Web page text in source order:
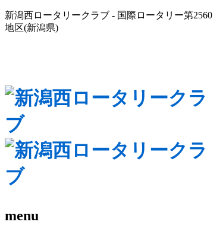
新潟西ロータリークラブ - 国際ロータリー第2560
地区(新潟県)
menu